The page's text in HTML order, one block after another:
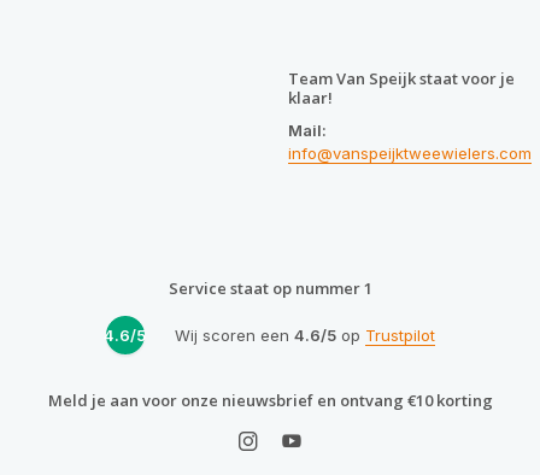
Team Van Speijk staat voor je
klaar!
Mail:
info@vanspeijktweewielers.com
Service staat op nummer 1
4.6/5 Wij scoren een 4.6/5op Trustpilot
Meld je aan voor onze nieuwsbrief en ontvang €10 korting